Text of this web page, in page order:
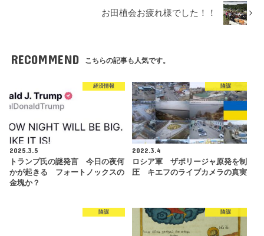
お田植会お疲れ様でした！！
RECOMMEND こちらの記事も人気です。
経済情報
2025.3.5
トランプ氏の謎発言 今日の夜何
かが起きる フォートノックスの
金塊か？
陰謀
2022.3.4
ロシア軍 ザポリージャ原発を制
圧 キエフのライブカメラの真実
陰謀 陰謀